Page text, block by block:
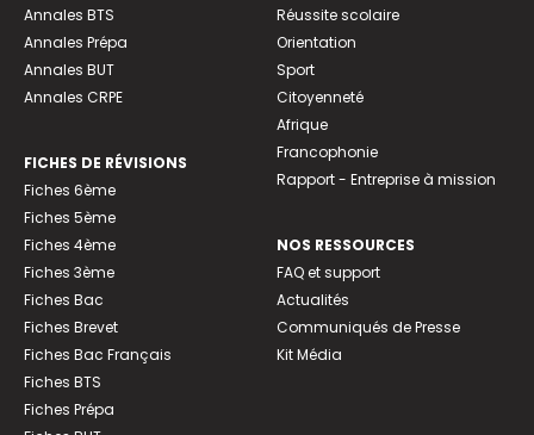
Annales BTS
Annales Prépa
Annales BUT
Annales CRPE
FICHES DE RÉVISIONS
Fiches 6ème
Fiches 5ème
Fiches 4ème
Fiches 3ème
Fiches Bac
Fiches Brevet
Fiches Bac Français
Fiches BTS
Fiches Prépa
Réussite scolaire
Orientation
Sport
Citoyenneté
Afrique
Francophonie
Rapport - Entreprise à mission
NOS RESSOURCES
FAQ et support
Actualités
Communiqués de Presse
Kit Média